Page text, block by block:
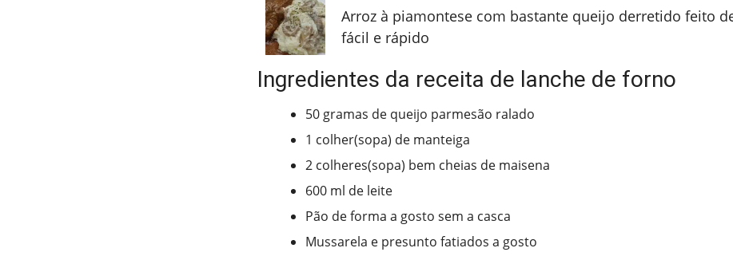
Arroz à piamontese com bastante queijo derretido feito
fácil e rápido
Ingredientes da receita de lanche de forno
50 gramas de queijo parmesão ralado
1 colher(sopa) de manteiga
2 colheres(sopa) bem cheias de maisena
600 ml de leite
Pão de forma a gosto sem a casca
Mussarela e presunto fatiados a gosto